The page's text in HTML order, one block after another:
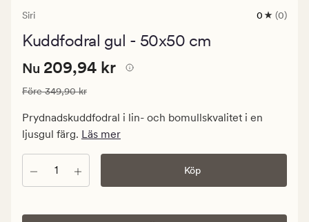
Siri
0
0 (0)
Kuddfodral gul - 50x50 cm
Nuvarande
209,94
kr.
Ordinarie
Nuvarande pris
Nu 209,94 kr
Ordinarie pris 349,90 kr
Före349,90 kr
Prydnadskuddfodral i lin- och bomullskvalitet i en
ljusgul färg. Läs mer
Antal Köp